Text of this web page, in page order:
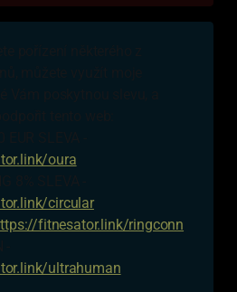
oura
circular
fitnesator.link/ringconn
ultrahuman